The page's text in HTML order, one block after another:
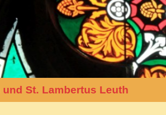
St. Lambertus Leuth